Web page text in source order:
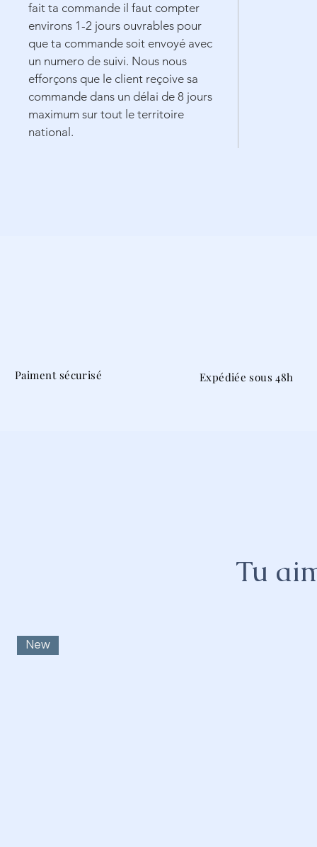
fait ta commande il faut compter
environs 1-2 jours ouvrables pour
que ta commande soit envoyé avec
un numero de suivi. Nous nous
efforçons que le client reçoive sa
commande dans un délai de 8 jours
maximum sur tout le territoire
national.
Tu
New
Paiment sécurisé Expédiée sous 48h